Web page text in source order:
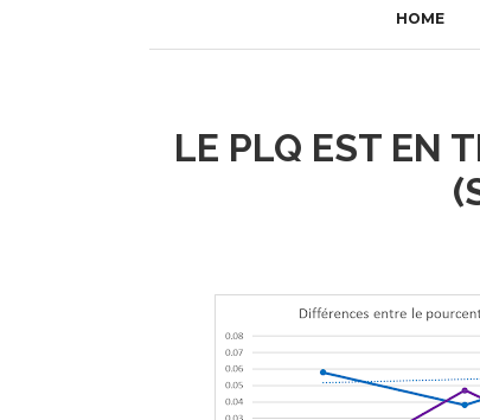
HOME
LE PLQ EST EN